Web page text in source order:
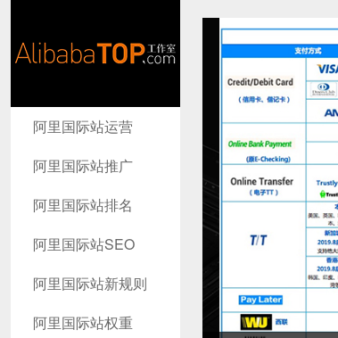
AlibabaTop
工作室
阿里国际站运营
阿里国际站推广
阿里国际站排名
阿里国际站SEO
阿里国际站新规则
阿里国际站权重